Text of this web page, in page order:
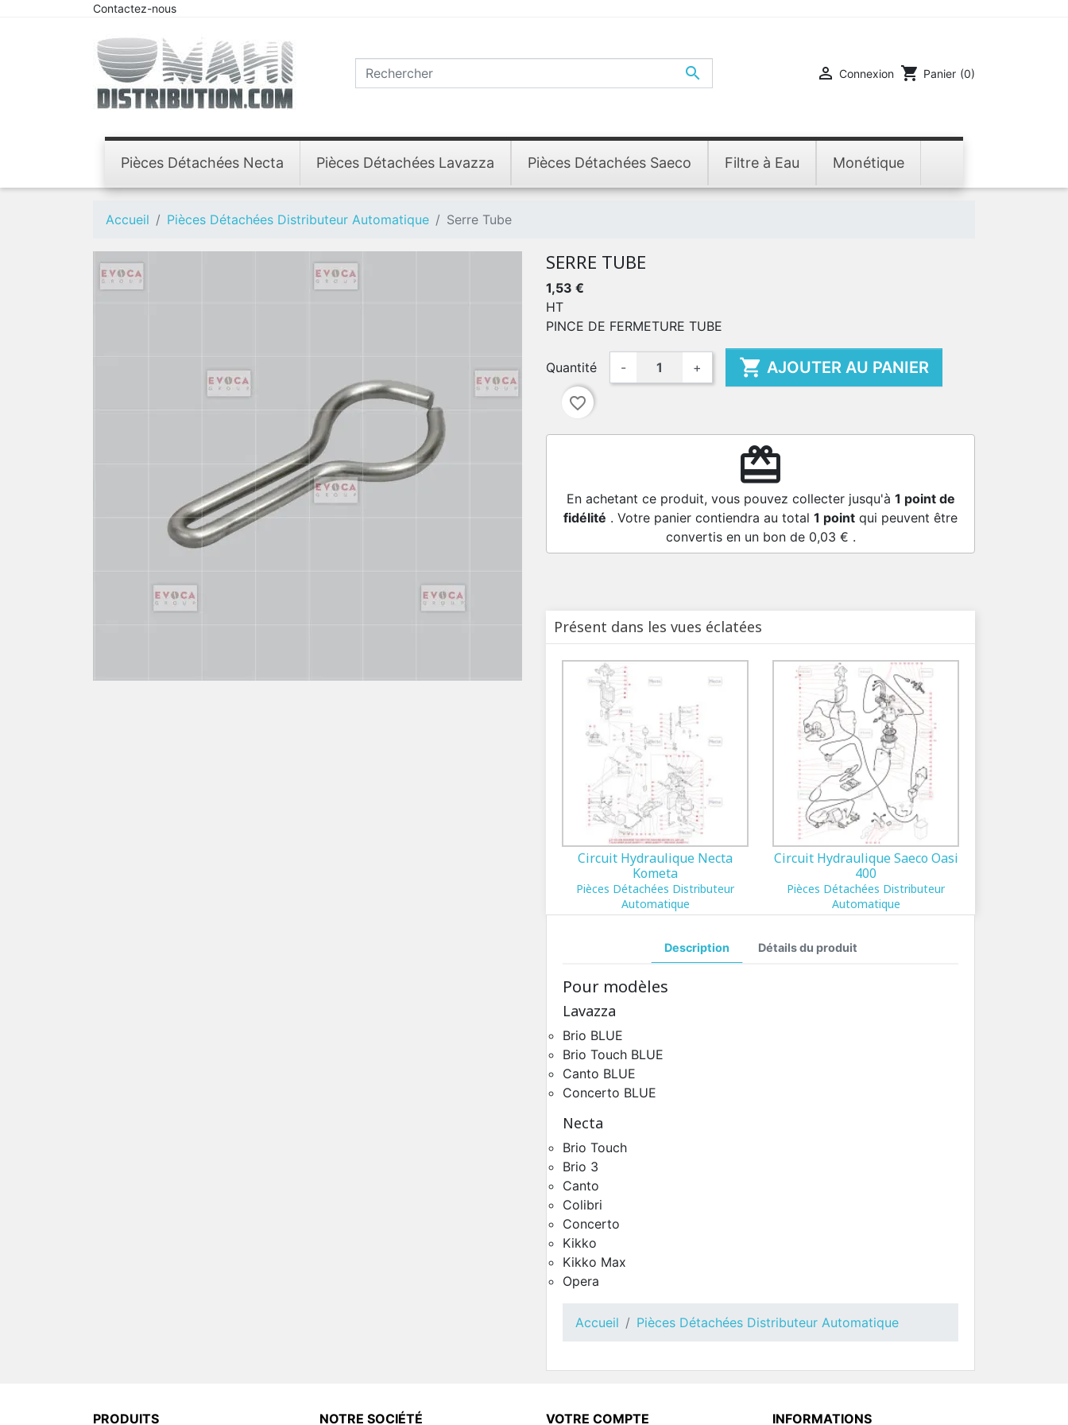
Contactez-nous
  Connexion shopping_cart Panier (0)
Pièces Détachées Necta Pièces Détachées Lavazza Pièces Détachées Saeco Filtre à Eau Monétique
Accueil Pièces Détachées Distributeur Automatique Serre Tube
SERRE TUBE
1,53 €
HT
PINCE DE FERMETURE TUBE
Quantité - +  AJOUTER AU PANIER
favorite_border
redeem
En achetant ce produit, vous pouvez collecter jusqu'à 1 point de
fidélité . Votre panier contiendra au total 1 point qui peuvent être
convertis en un bon de 0,03 € .
Présent dans les vues éclatées
Circuit Hydraulique Necta
Kometa
Pièces Détachées Distributeur
Automatique
Circuit Hydraulique Saeco Oasi
400
Pièces Détachées Distributeur
Automatique
Circuit Hydraulique Saeco Oasi
Pièces Détachées Distributeur
Toutes Pièces Détachées Necta
Automatique
Toutes Pièces Détachées Necta
Automatique
Description Détails du produit
Pour modèles
Lavazza
Brio BLUE
Brio Touch BLUE
Canto BLUE
Concerto BLUE
Necta
Brio Touch
Brio 3
Canto
Colibri
Concerto
Kikko
Kikko Max
Opera
Accueil Pièces Détachées Distributeur Automatique
PRODUITS NOTRE SOCIÉTÉ VOTRE COMPTE INFORMATIONS